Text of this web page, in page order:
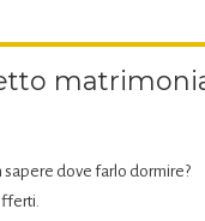
sapere dove farlo dormire?